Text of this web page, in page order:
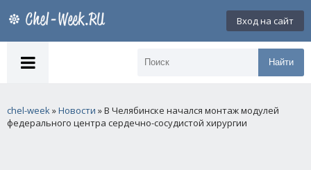
Вход на сайт
Найти
chel-week»Новости » В Челябинске начался монтаж модулей
федерального центра сердечно-сосудистой хирургии